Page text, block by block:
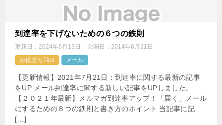
到達率を下げないための６つの鉄則
更新日： 2024年6月13日 公開日： 2014年6月21日
お役立ちTips
メール
【更新情報】2021年7月21日：到達率に関する最新の記事
をUP メール到達率に関する新しい記事をUPしました。
【２０２１年最新】メルマガ到達率アップ！「届く」メール
にするための８つの鉄則と書き方のポイント 当記事に記
[…]